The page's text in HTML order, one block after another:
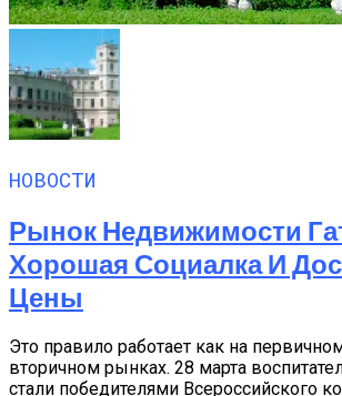
НОВОСТИ
Рынок Недвижимости
Хорошая Социалка И
Цены
Это правило работает как на
вторичном рынках. 28 марта
стали победителями Всероссийского